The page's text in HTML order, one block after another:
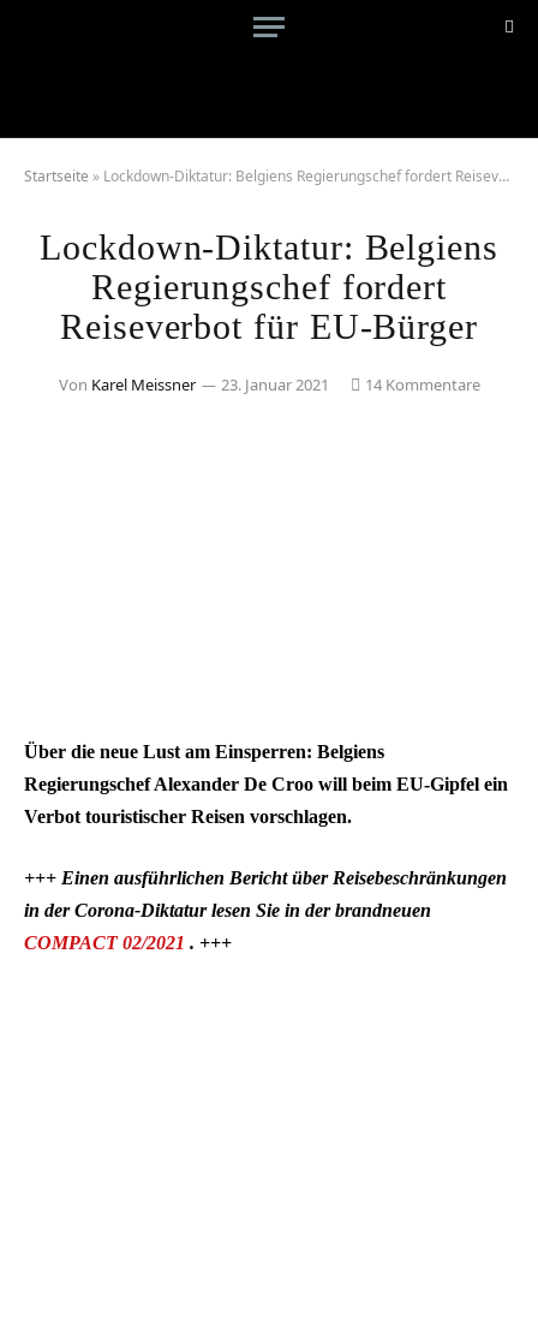
Startseite » Lockdown-Diktatur: Belgiens Regierungschef fordert Reiseverbot für EU-Bürger
Lockdown-Diktatur: Belgiens
Regierungschef fordert
Reiseverbot für EU-Bürger
Von Karel Meissner 23. Januar 2021 14 Kommentare
Über die neue Lust am Einsperren: Belgiens
Regierungschef Alexander De Croo will beim EU-Gipfel ein
Verbot touristischer Reisen vorschlagen.
+++ Einen ausführlichen Bericht über Reisebeschränkungen
in der Corona-Diktatur lesen Sie in der brandneuen
COMPACT 02/2021 . +++